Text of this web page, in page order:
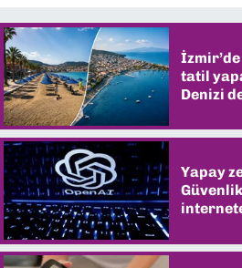
tatil
Denizi
Yapay